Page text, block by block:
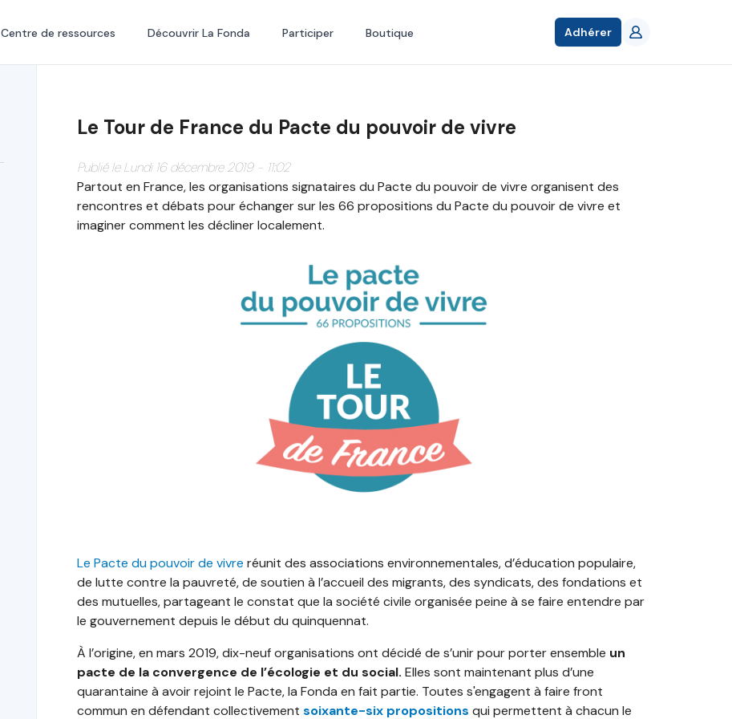
Centre de ressources Découvrir La Fonda Participer Boutique Adhérer
Le Tour de France du Pacte du pouvoir de vivre
Publié le Lundi 16 décembre 2019 - 11:02
Partout en France, les organisations signataires du Pacte du pouvoir de vivre organisent des
rencontres et débats pour échanger sur les 66 propositions du Pacte du pouvoir de vivre et
imaginer comment les décliner localement.
Le Pacte du pouvoir de vivre réunit des associations environnementales, d’éducation populaire,
de lutte contre la pauvreté, de soutien à l’accueil des migrants, des syndicats, des fondations et
des mutuelles, partageant le constat que la société civile organisée peine à se faire entendre par
le gouvernement depuis le début du quinquennat.
À l’origine, en mars 2019, dix-neuf organisations ont décidé de s’unir pour porter ensemble un
pacte de la convergence de l’écologie et du social. Elles sont maintenant plus d’une
quarantaine à avoir rejoint le Pacte, la Fonda en fait partie. Toutes s'engagent à faire front
commun en défendant collectivement soixante-six propositions qui permettent à chacun le